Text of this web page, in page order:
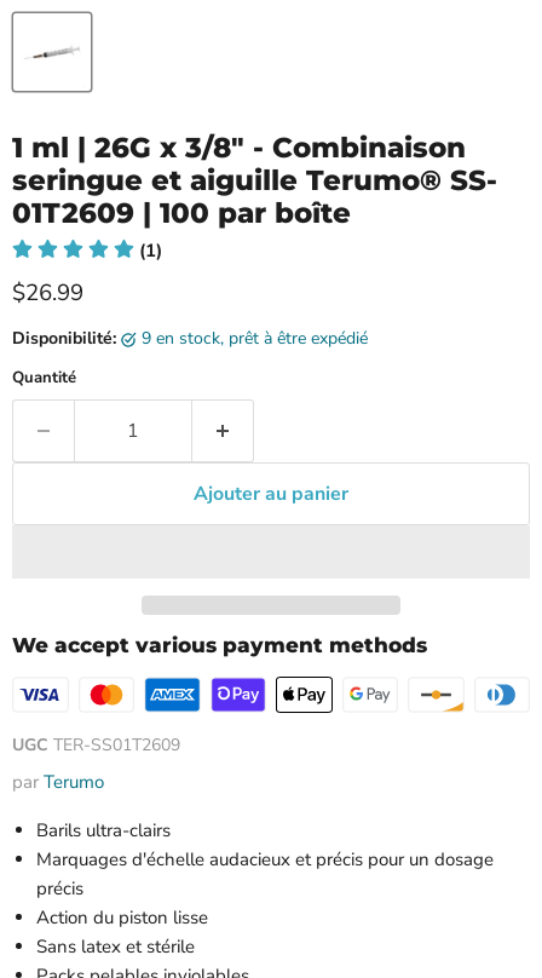
1 ml | 26G x 3/8" - Combinaison
seringue et aiguille Terumo® SS-
01T2609 | 100 par boîte
(1)
Prix ​​actuel
$26.99
Disponibilité: 9 en stock, prêt à être expédié
Quantité
Ajouter au panier
We accept various payment methods
UGC TER-SS01T2609
par Terumo
Barils ultra-clairs
Marquages ​​d'échelle audacieux et précis pour un dosage
précis
Action du piston lisse
Sans latex et stérile